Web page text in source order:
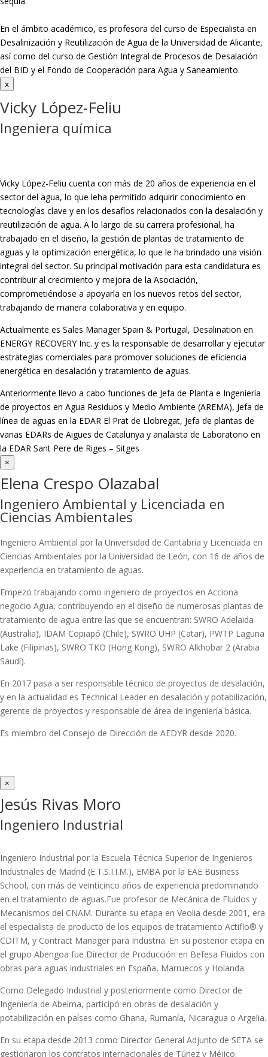
En el ámbito académico, es profesora del curso de Especialista en
Desalinización y Reutilización de Agua de la Universidad de Alicante,
así como del curso de Gestión Integral de Procesos de Desalación
del BID y el Fondo de Cooperación para Agua y Saneamiento.
x
Vicky López-Feliu
Ingeniera química
Vicky López-Feliu cuenta con más de 20 años de experiencia en el
sector del agua, lo que leha permitido adquirir conocimiento en
tecnologías clave y en los desafíos relacionados con la desalación y
reutilización de agua. A lo largo de su carrera profesional, ha
trabajado en el diseño, la gestión de plantas de tratamiento de
aguas y la optimización energética, lo que le ha brindado una visión
integral del sector. Su principal motivación para esta candidatura es
contribuir al crecimiento y mejora de la Asociación,
comprometiéndose a apoyarla en los nuevos retos del sector,
trabajando de manera colaborativa y en equipo.
Actualmente es Sales Manager Spain & Portugal, Desalination en
ENERGY RECOVERY Inc. y es la responsable de desarrollar y ejecutar
estrategias comerciales para promover soluciones de eficiencia
energética en desalación y tratamiento de aguas.
Anteriormente llevo a cabo funciones de Jefa de Planta e Ingeniería
de proyectos en Agua Residuos y Medio Ambiente (AREMA), Jefa de
línea de aguas en la EDAR El Prat de Llobregat, Jefa de plantas de
varias EDARs de Aigües de Catalunya y analaista de Laboratorio en
la EDAR Sant Pere de Riges – Sitges
×
Elena Crespo Olazabal
Ingeniero Ambiental y Licenciada en
Ciencias Ambientales
Ingeniero Ambiental por la Universidad de Cantabria y Licenciada en
Ciencias Ambientales por la Universidad de León, con 16 de años de
experiencia en tratamiento de aguas.
Empezó trabajando como ingeniero de proyectos en Acciona
negocio Agua, contribuyendo en el diseño de numerosas plantas de
tratamiento de agua entre las que se encuentran: SWRO Adelaida
(Australia), IDAM Copiapó (Chile), SWRO UHP (Catar), PWTP Laguna
Lake (Filipinas), SWRO TKO (Hong Kong), SWRO Alkhobar 2 (Arabia
Saudí).
En 2017 pasa a ser responsable técnico de proyectos de desalación,
y en la actualidad es Technical Leader en desalación y potabilización,
gerente de proyectos y responsable de área de ingeniería básica.
Es miembro del Consejo de Dirección de AEDYR desde 2020.
×
Jesús Rivas Moro
Ingeniero Industrial
Ingeniero Industrial por la Escuela Técnica Superior de Ingenieros
Industriales de Madrid (E.T.S.I.I.M.), EMBA por la EAE Business
School, con más de veinticinco años de experiencia predominando
en el tratamiento de aguas.Fue profesor de Mecánica de Fluidos y
Mecanismos del CNAM. Durante su etapa en Veolia desde 2001, era
el especialista de producto de los equipos de tratamiento Actiflo® y
CDITM, y Contract Manager para Industria. En su posterior etapa en
el grupo Abengoa fue Director de Producción en Befesa Fluidos con
obras para aguas industriales en España, Marruecos y Holanda.
Como Delegado Industrial y posteriormente como Director de
Ingeniería de Abeima, participó en obras de desalación y
potabilización en países como Ghana, Rumanía, Nicaragua o Argelia.
En su etapa desde 2013 como Director General Adjunto de SETA se
gestionaron los contratos internacionales de Túnez y Méjico.